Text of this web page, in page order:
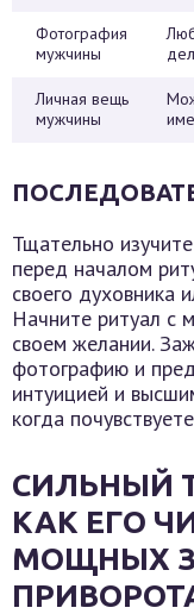
Фотография
мужчины
Личная вещь
мужчины
Тщательно
перед началом
своего духовника
Начните ритуал с
своем желании.
фотографию и
интуицией и
когда
СИЛЬНЫЙ
КАК ЕГО
МОЩНЫХ